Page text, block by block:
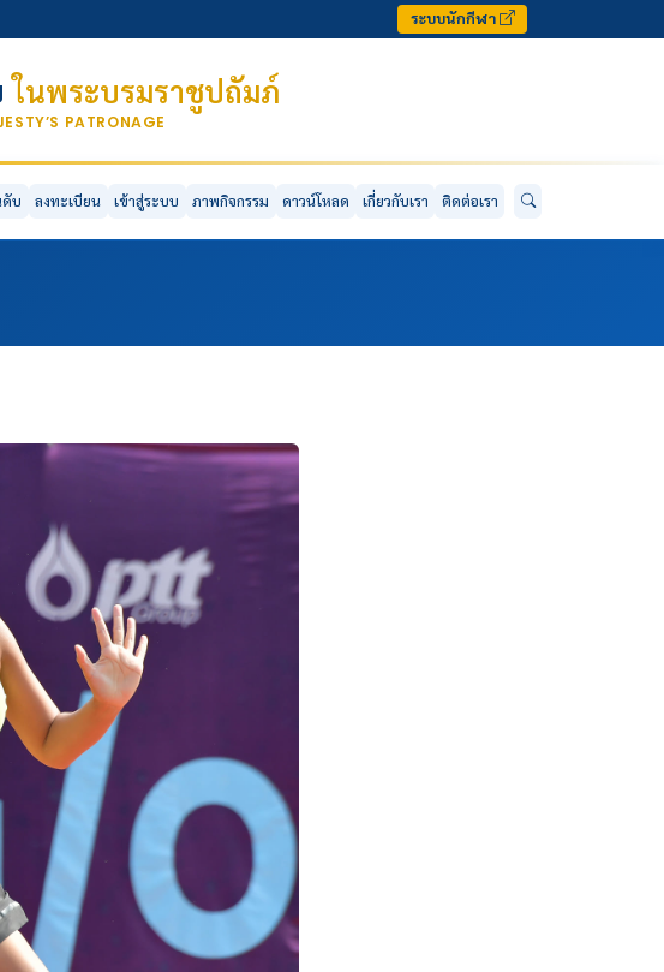
ระบบนักกีฬา
ในพระบรมราชูปถัมภ์
PATRONAGE
บ ลงทะเบียน เข้าสู่ระบบ ภาพกิจกรรม ดาวน์โหลด เกี่ยวกับเรา ติดต่อเรา